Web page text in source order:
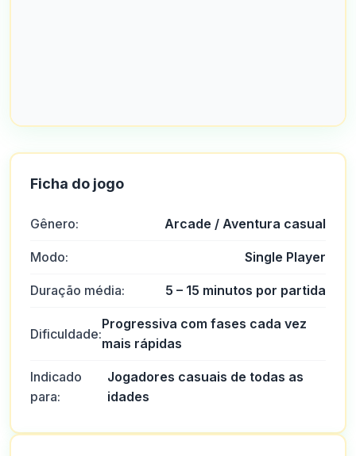
Ficha do jogo
Gênero: Arcade / Aventura casual
Modo: Single Player
Duração média: 5 – 15 minutos por partida
Dificuldade:
Progressiva com fases cada vez
mais rápidas
Indicado
para:
Jogadores casuais de todas as
idades